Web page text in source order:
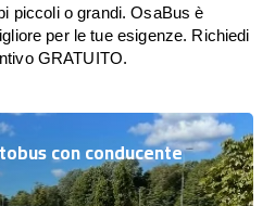
piccoli o grandi. OsaBus è
per le tue esigenze. Richiedi
GRATUITO.
con conducente